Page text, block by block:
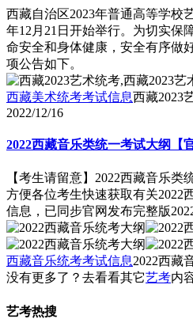
西藏自治区2023年普通高等学校
年12月21日开始举行。为切实保
命安全和身体健康，安全有序做
项公告如下。
西藏美术统考考试信息西藏2023
2022/12/16
2022西藏音乐类统一考试大纲【
【考生请留意】2022西藏音乐
方便各位考生快速获取有关2022
信息，已同步官网发布完整版
西藏音乐统考考试信息2022西藏
没有更多了？去看看其它艺考内
艺考热搜